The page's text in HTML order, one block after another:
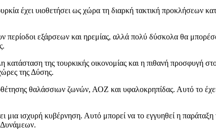
έχει υιοθετήσει ως χώρα τη διαρκή τακτική προκλήσεων
εξάρσεων και ηρεμίας, αλλά πολύ δύσκολα θα
της τουρκικής οικονομίας και η πιθανή προσφυγή
της Δύσης.
θαλάσσιων ζωνών, ΑΟΖ και υφαλοκρηπίδας. Αυτό το
ισχυρή κυβέρνηση. Αυτό μπορεί να το εγγυηθεί η παράταξη
Δυνάμεων.